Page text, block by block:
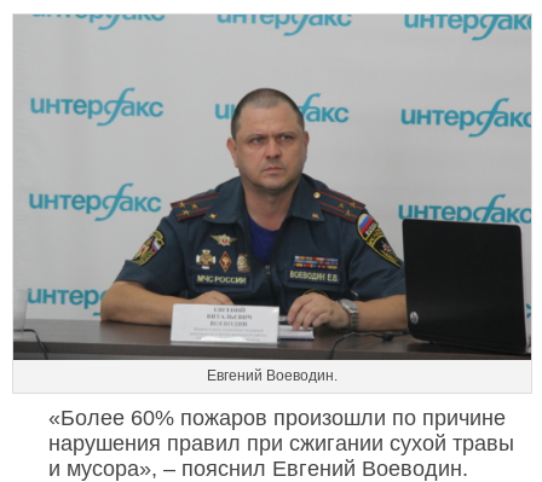
Евгений Воеводин.
«Более 60% пожаров произошли по причине
нарушения правил при сжигании сухой травы
и мусора», – пояснил Евгений Воеводин.